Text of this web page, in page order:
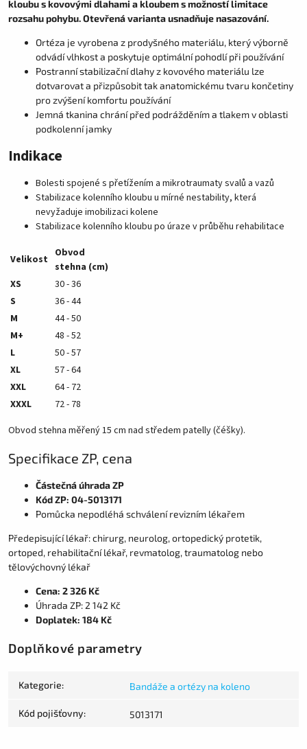
kloubu s kovovými dlahami a kloubem s možností limitace
rozsahu pohybu. Otevřená varianta usnadňuje nasazování.
Ortéza je vyrobena z prodyšného materiálu, který výborně
odvádí vlhkost a poskytuje optimální pohodlí při používání
Postranní stabilizační dlahy z kovového materiálu lze
dotvarovat a přizpůsobit tak anatomickému tvaru končetiny
pro zvýšení komfortu používání
Jemná tkanina chrání před podrážděním a tlakem v oblasti
podkolenní jamky
Indikace
Bolesti spojené s přetížením a mikrotraumaty svalů a vazů
Stabilizace kolenního kloubu u mírné nestability, která
nevyžaduje imobilizaci kolene
Stabilizace kolenního kloubu po úraze v průběhu rehabilitace
Velikost Obvod
stehna (cm)
XS
30 - 36
S
36 - 44
M
44 - 50
M+
48 - 52
L
50 - 57
XL
57 - 64
XXL
64 - 72
XXXL
72 - 78
Obvod stehna měřený 15 cm nad středem patelly (čéšky).
Specifikace ZP, cena
Částečná úhrada ZP
Kód ZP: 04-5013171
Pomůcka nepodléhá schválení revizním lékařem
Předepisující lékař: chirurg, neurolog, ortopedický protetik,
ortoped, rehabilitační lékař, revmatolog, traumatolog nebo
tělovýchovný lékař
Cena: 2 326 Kč
Úhrada ZP: 2 142 Kč
Doplatek: 184 Kč
Doplňkové parametry
Kategorie: Bandáže a ortézy na koleno
Kód pojišťovny: 5013171